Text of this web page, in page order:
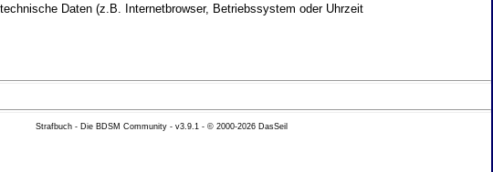
Daten (z.B. Internetbrowser, Betriebssystem oder Uhrzeit
zur Analyse Ihres Nutzerverhaltens verwendet werden.
Daten zu erhalten. Sie haben au�erdem ein
Strafbuch - Die BDSM Community - v3.9.1 - © 2000-2026 DasSeil